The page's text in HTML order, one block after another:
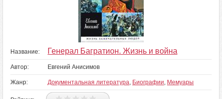
Название: Генерал Багратион. Жизнь и война
Автор: Евгений Анисимов
Жанр: Документальная литература, Биографии, Мемуары